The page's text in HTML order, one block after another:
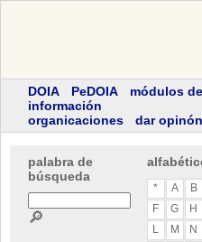
DOIA PeDOIA
módulos de
información
organicaciones
dar opinón
palabra de
búsqueda
🔎
* A B
F
G H
L
M N